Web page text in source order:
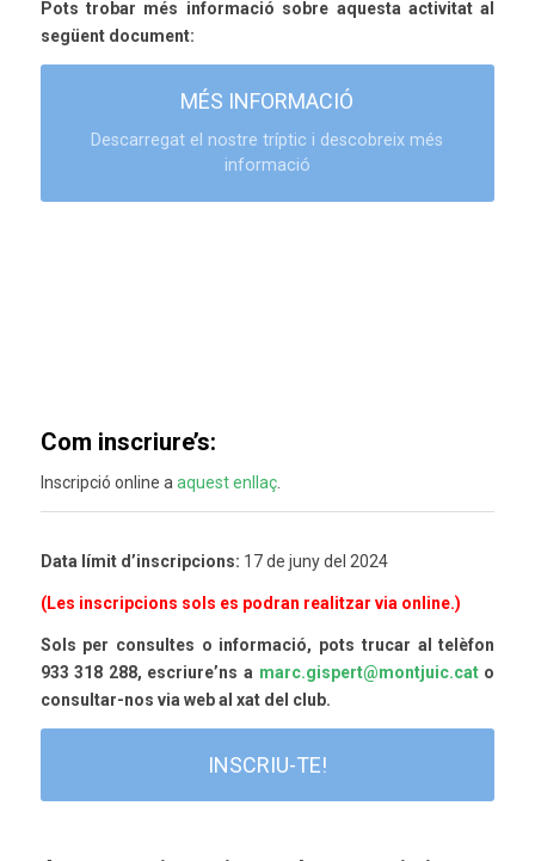
Pots trobar més informació sobre aquesta activitat al
següent document:
MÉS INFORMACIÓ
Descarregat el nostre tríptic i descobreix més
informació
Com inscriure’s:
Inscripció online a aquest enllaç.
Data límit d’inscripcions: 17 de juny del 2024
(Les inscripcions sols es podran realitzar via online.)
Sols per consultes o informació, pots trucar al telèfon
933 318 288, escriure’ns a marc.gispert@montjuic.cato
consultar-nos via web al xat del club.
INSCRIU-TE!